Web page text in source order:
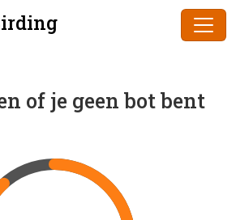
of je geen bot bent